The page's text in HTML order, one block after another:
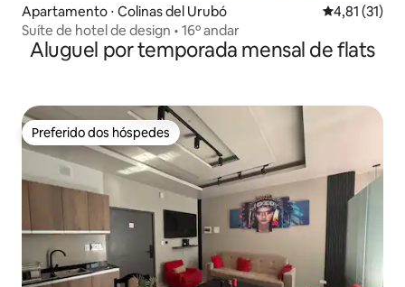
Apartamento ⋅ Colinas del Urubó 4,81 de uma
4,81 (31)
Suíte de hotel de design • 16º andar
Aluguel por temporada mensal de flats
Preferido dos hóspedes
Preferido dos hóspedes